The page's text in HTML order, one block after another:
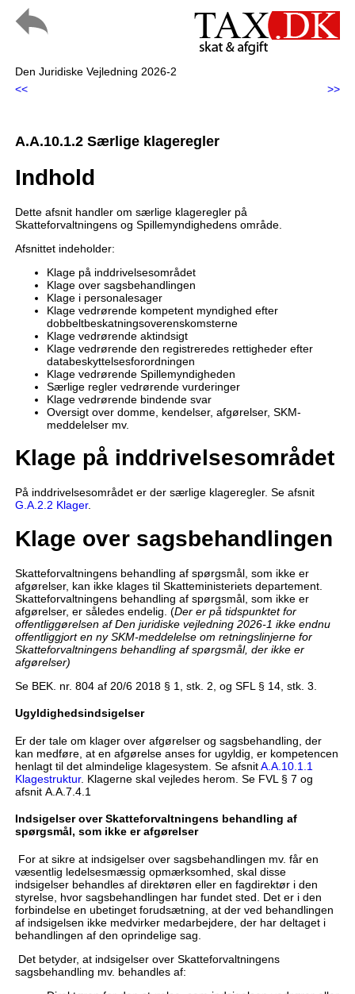
Den Juridiske Vejledning 2026-2
<<
>>
A.A.10.1.2 Særlige klageregler
Indhold
Dette afsnit handler om særlige klageregler på
Skatteforvaltningens og Spillemyndighedens område.
Afsnittet indeholder:
Klage på inddrivelsesområdet
Klage over sagsbehandlingen
Klage i personalesager
Klage vedrørende kompetent myndighed efter
dobbeltbeskatningsoverenskomsterne
Klage vedrørende aktindsigt
Klage vedrørende den registreredes rettigheder efter
databeskyttelsesforordningen
Klage vedrørende Spillemyndigheden
Særlige regler vedrørende vurderinger
Klage vedrørende bindende svar
Oversigt over domme, kendelser, afgørelser, SKM-
meddelelser mv.
Klage på inddrivelsesområdet
På inddrivelsesområdet er der særlige klageregler. Se afsnit
G.A.2.2 Klager.
Klage over sagsbehandlingen
Skatteforvaltningens behandling af spørgsmål, som ikke er
afgørelser, kan ikke klages til Skatteministeriets departement.
Skatteforvaltningens behandling af spørgsmål, som ikke er
afgørelser, er således endelig. (Der er på tidspunktet for
offentliggørelsen af Den juridiske vejledning 2026-1 ikke endnu
offentliggjort en ny SKM-meddelelse om retningslinjerne for
Skatteforvaltningens behandling af spørgsmål, der ikke er
afgørelser)
Se BEK. nr. 804 af 20/6 2018 § 1, stk. 2, og SFL § 14, stk. 3.
Ugyldighedsindsigelser
Er der tale om klager over afgørelser og sagsbehandling, der
kan medføre, at en afgørelse anses for ugyldig, er kompetencen
henlagt til det almindelige klagesystem. Se afsnitA.A.10.1.1
Klagestruktur. Klagerne skal vejledes herom. Se FVL § 7 og
afsnit A.A.7.4.1
Indsigelser over Skatteforvaltningens behandling af
spørgsmål, som ikke er afgørelser
For at sikre at indsigelser over sagsbehandlingen mv. får en
væsentlig ledelsesmæssig opmærksomhed, skal disse
indsigelser behandles af direktøren eller en fagdirektør i den
styrelse, hvor sagsbehandlingen har fundet sted. Det er i den
forbindelse en ubetinget forudsætning, at der ved behandlingen
af indsigelsen ikke medvirker medarbejdere, der har deltaget i
behandlingen af den oprindelige sag.
Det betyder, at indsigelser over Skatteforvaltningens
sagsbehandling mv. behandles af: